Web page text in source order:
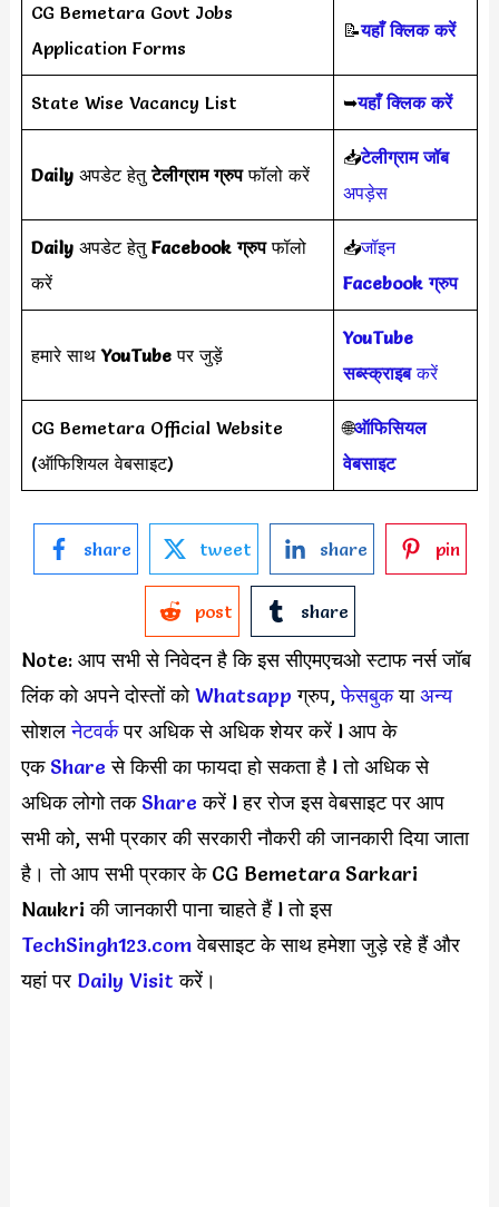
CG Bemetara Govt Jobs
Application Forms
📝यहाँ क्लिक करें
State Wise Vacancy List ➥यहाँ क्लिक करें
Daily अपडेट हेतुटेलीग्राम ग्रुपफॉलो करें
📥टेलीग्राम जॉब
अपड़ेस
Daily अपडेट हेतुFacebook ग्रुपफॉलो
करें
📥जॉइन
Facebook ग्रुप
हमारे साथYouTubeपर जुड़ें
YouTube
सब्स्क्राइबकरें
CG Bemetara Official Website
(ऑफिशियल वेबसाइट)
🌐ऑफिसियल
वेबसाइट
share tweet share pin
post share
Note: आप सभी से निवेदन है कि इस सीएमएचओ स्टाफ नर्स जॉब
लिंक को अपने दोस्तों कोWhatsapp ग्रुप,फेसबुकयाअन्य
सोशलनेटवर्कपर अधिक से अधिक शेयर करें l आप के
एक Shareसे किसी का फायदा हो सकता है l तो अधिक से
अधिक लोगो तकShareकरें l हर रोज इस वेबसाइट पर आप
सभी को, सभी प्रकार की सरकारी नौकरी की जानकारी दिया जाता
है। तो आप सभी प्रकार के CG Bemetara Sarkari
Naukri की जानकारी पाना चाहते हैं l तो इस
TechSingh123.comवेबसाइट के साथ हमेशा जुड़े रहे हैं और
यहां पर Daily Visit करें।